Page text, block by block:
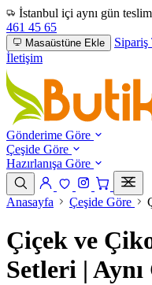
İstanbul içi aynı gün
461 45 65
Masaüstüne Ekle Sipariş
İletişim
Gönderime Göre
Çeşide Göre
Hazırlanışa Göre
Anasayfa Çeşide Göre
Çiçek ve
Setleri |